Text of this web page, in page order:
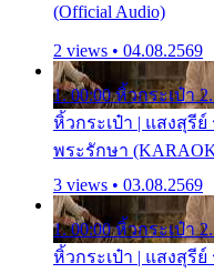
(Official Audio)
2 views • 04.08.2569
1. 00:00 หิ้วกระเป๋า
หิ้วกระเป๋า | แสงสุรีย์
พระรักษา
3 views • 03.08.2569
1. 00:00 หิ้วกระเป๋า
หิ้วกระเป๋า | แสงสุรีย์